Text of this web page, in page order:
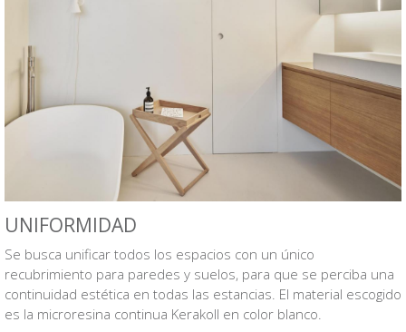
UNIFORMIDAD
Se busca unificar todos los espacios con un único
recubrimiento para paredes y suelos, para que se perciba una
continuidad estética en todas las estancias. El material escogido
es la microresina continua Kerakoll en color blanco.